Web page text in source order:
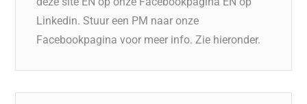
Linkedin. Stuur een PM naar onze
Facebookpagina voor meer info. Zie hieronder.